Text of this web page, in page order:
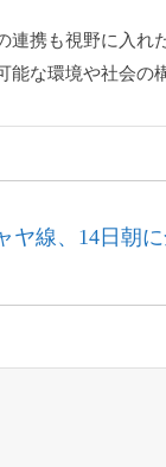
連携も視野に入れ
能な環境や社会の
ヤ線、14日朝